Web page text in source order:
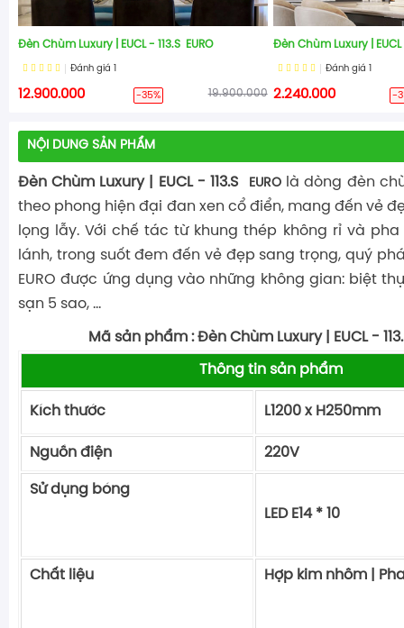
Đèn Chùm Luxury | EUCL - 113.S EURO
Đánh giá
12.900.000 -35% 19.900.000
Đèn Chùm Luxury | EUCL
Đánh giá
2.240.000 -
NỘI DUNG SẢN PHẨM
Đèn Chùm Luxury | EUCL - 113.S EURO là dòng đèn
theo phong hiện đại đan xen cổ điển, mang đến vẻ
lọng lẫy. Với chế tác từ khung thép không rỉ và
lánh, trong suốt đem đến vẻ đẹp sang trọng, quý
EURO được ứng dụng vào những không gian: biệt
sạn 5 sao, …
Mã sản phẩm : Đèn Chùm Luxury | EUCL -
Thông tin sản phẩm
Kích thước L1200 x
Nguồn điện 220V
Sử dụng bóng
LED E14 * 10
Chất liệu Hợp kim